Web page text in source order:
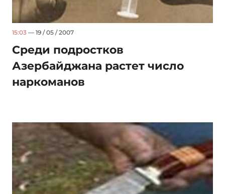
15:03 — 19 / 05 / 2007
Среди подростков
Азербайджана растет число
наркоманов